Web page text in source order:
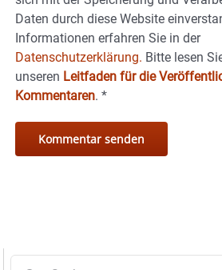
Daten durch diese Website
Informationen erfahren Sie in der
Datenschutzerklärung. Bitte lesen
unseren Leitfaden für die
Kommentaren. *